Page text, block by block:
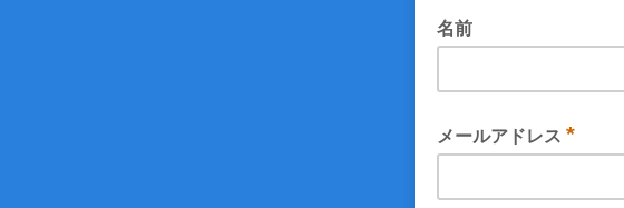
名前
メールアドレス *